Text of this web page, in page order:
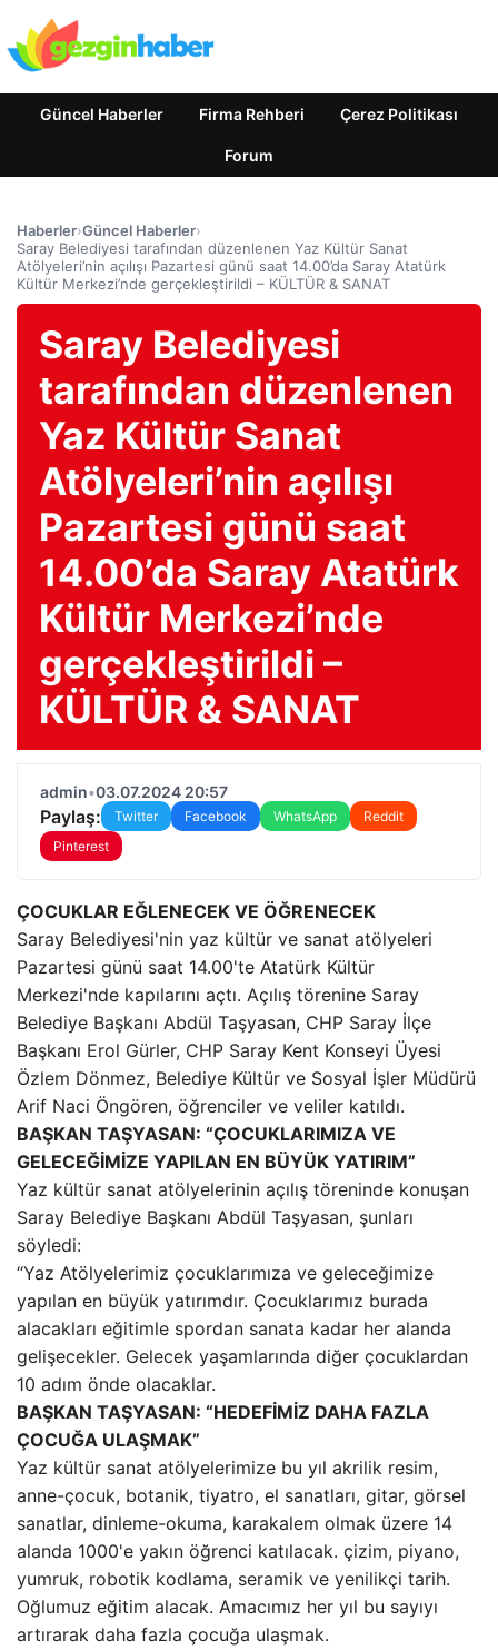
Güncel Haberler Firma Rehberi Çerez Politikası
Forum
Haberler›Güncel Haberler›
Saray Belediyesi tarafından düzenlenen Yaz Kültür Sanat
Atölyeleri’nin açılışı Pazartesi günü saat 14.00’da Saray Atatürk
Kültür Merkezi’nde gerçekleştirildi – KÜLTÜR & SANAT
Saray Belediyesi
tarafından düzenlenen
Yaz Kültür Sanat
Atölyeleri’nin açılışı
Pazartesi günü saat
14.00’da Saray Atatürk
Kültür Merkezi’nde
gerçekleştirildi –
KÜLTÜR & SANAT
admin•03.07.2024 20:57
Paylaş: Twitter Facebook WhatsApp
Reddit
Pinterest
ÇOCUKLAR EĞLENECEK VE ÖĞRENECEK
Saray Belediyesi'nin yaz kültür ve sanat atölyeleri
Pazartesi günü saat 14.00'te Atatürk Kültür
Merkezi'nde kapılarını açtı. Açılış törenine Saray
Belediye Başkanı Abdül Taşyasan, CHP Saray İlçe
Başkanı Erol Gürler, CHP Saray Kent Konseyi Üyesi
Özlem Dönmez, Belediye Kültür ve Sosyal İşler Müdürü
Arif Naci Öngören, öğrenciler ve veliler katıldı.
BAŞKAN TAŞYASAN: “ÇOCUKLARIMIZA VE
GELECEĞİMİZE YAPILAN EN BÜYÜK YATIRIM”
Yaz kültür sanat atölyelerinin açılış töreninde konuşan
Saray Belediye Başkanı Abdül Taşyasan, şunları
söyledi:
“Yaz Atölyelerimiz çocuklarımıza ve geleceğimize
yapılan en büyük yatırımdır. Çocuklarımız burada
alacakları eğitimle spordan sanata kadar her alanda
gelişecekler. Gelecek yaşamlarında diğer çocuklardan
10 adım önde olacaklar.
BAŞKAN TAŞYASAN: “HEDEFİMİZ DAHA FAZLA
ÇOCUĞA ULAŞMAK”
Yaz kültür sanat atölyelerimize bu yıl akrilik resim,
anne-çocuk, botanik, tiyatro, el sanatları, gitar, görsel
sanatlar, dinleme-okuma, karakalem olmak üzere 14
alanda 1000'e yakın öğrenci katılacak. çizim, piyano,
yumruk, robotik kodlama, seramik ve yenilikçi tarih.
Oğlumuz eğitim alacak. Amacımız her yıl bu sayıyı
artırarak daha fazla çocuğa ulaşmak.